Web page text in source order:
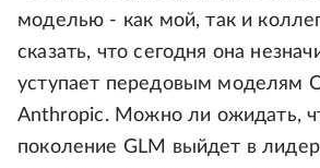
моделью - как мой, так и
сказать, что сегодня она
уступает передовым моделям
Anthropic. Можно ли ожидать,
поколение GLM выйдет в